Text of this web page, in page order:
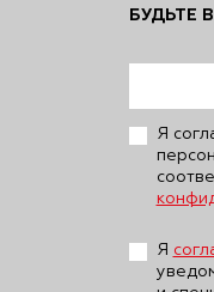
БУДЬТЕ
Я
Я